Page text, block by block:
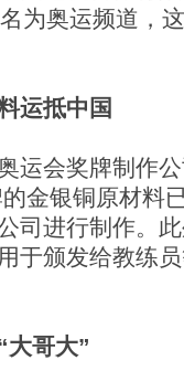
为奥运频道，
运抵中国
会奖牌制作公
金银铜原材料
司进行制作。
于颁发给教练
大哥大”